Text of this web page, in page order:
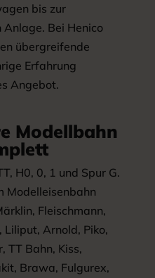
bis zur
Bei Henico
übergreifende
Erfahrung
Angebot.
Modellbahn
H0, 0, 1 und Spur G.
Modelleisenbahn
Fleischmann,
Liliput, Arnold, Piko,
TT Bahn, Kiss,
Brawa, Fulgurex,